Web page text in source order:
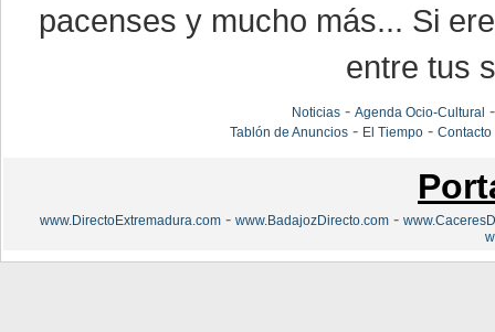
pacenses y mucho más... Si
entre tus
Noticias- Agenda Ocio-Cultural
Tablón de Anuncios- El Tiempo- Contacto
www.DirectoExtremadura.com - www.BadajozDirecto.com -